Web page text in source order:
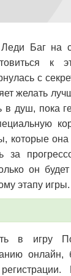
Баг на
к
с
желать
в душ, пока
которые она
за
он
этапу игры.
в игру
онлайн,